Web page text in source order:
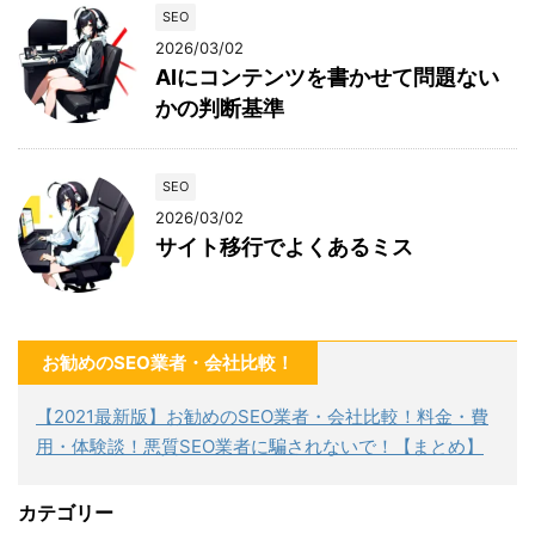
SEO
2026/03/02
AIにコンテンツを書かせて問題ない
かの判断基準
SEO
2026/03/02
サイト移行でよくあるミス
お勧めのSEO業者・会社比較！
【2021最新版】お勧めのSEO業者・会社比較！料金・費
用・体験談！悪質SEO業者に騙されないで！【まとめ】
カテゴリー